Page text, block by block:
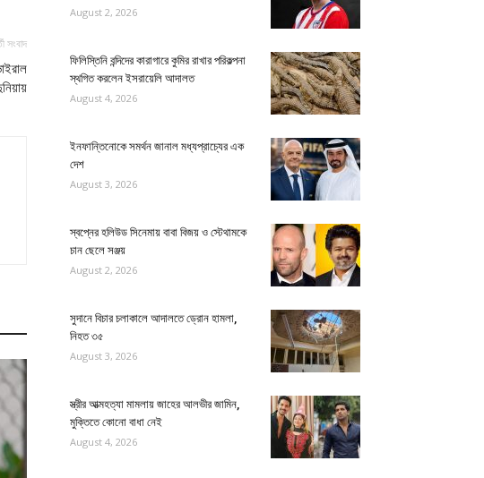
সংবাদ
August 2, 2026
ফিলিস্তিনি বন্দিদের কারাগারে কুমির রাখার পরিকল্পনা
স্থগিত করলেন ইসরায়েলি আদালত
August 4, 2026
ইনফান্তিনোকে সমর্থন জানাল মধ্যপ্রাচ্যের এক
দেশ
August 3, 2026
স্বপ্নের হলিউড সিনেমায় বাবা বিজয় ও স্টেথামকে
চান ছেলে সঞ্জয়
August 2, 2026
সুদানে বিচার চলাকালে আদালতে ড্রোন হামলা,
নিহত ৩৫
August 3, 2026
স্ত্রীর আত্মহত্যা মামলায় জাহের আলভীর জামিন,
মুক্তিতে কোনো বাধা নেই
August 4, 2026